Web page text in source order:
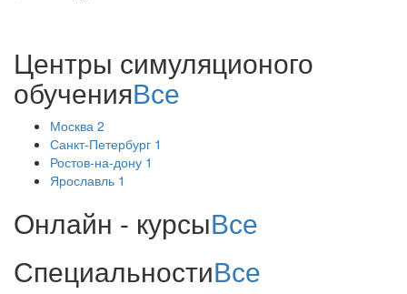
Центры симуляционого
обученияВсе
Москва 2
Санкт-Петербург 1
Ростов-на-дону 1
Ярославль 1
Онлайн - курсыВсе
СпециальностиВсе